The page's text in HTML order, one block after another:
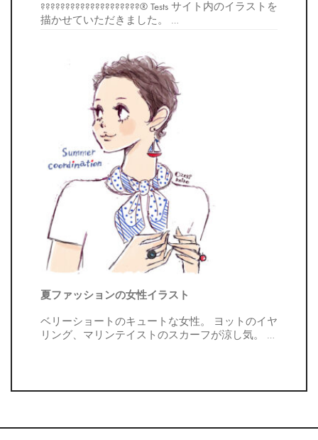
????????????????????® Tests サイト内のイラストを
描かせていただきました。 …
夏ファッションの女性イラスト
ベリーショートのキュートな女性。 ヨットのイヤ
リング、マリンテイストのスカーフが涼し気。 …